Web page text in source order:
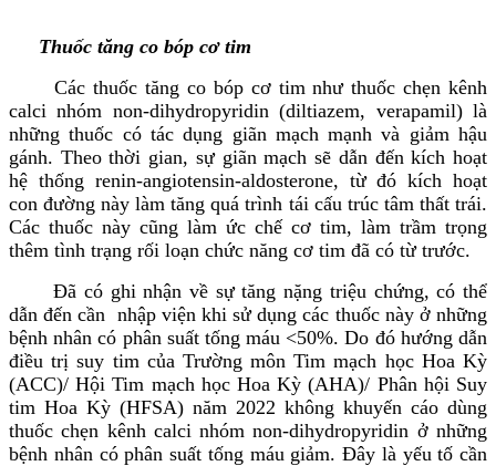
Thuốc tăng co bóp cơ tim
Các thuốc tăng co bóp cơ tim như thuốc chẹn kênh
calci nhóm non-dihydropyridin (diltiazem, verapamil) là
những thuốc có tác dụng giãn mạch mạnh và giảm hậu
gánh. Theo thời gian, sự giãn mạch sẽ dẫn đến kích hoạt
hệ thống renin-angiotensin-aldosterone, từ đó kích hoạt
con đường này làm tăng quá trình tái cấu trúc tâm thất trái.
Các thuốc này cũng làm ức chế cơ tim, làm trầm trọng
thêm tình trạng rối loạn chức năng cơ tim đã có từ trước.
Đã có ghi nhận về sự tăng nặng triệu chứng, có thể
dẫn đến cần nhập viện khi sử dụng các thuốc này ở những
bệnh nhân có phân suất tống máu <50%. Do đó hướng dẫn
điều trị suy tim của Trường môn Tim mạch học Hoa Kỳ
(ACC)/ Hội Tim mạch học Hoa Kỳ (AHA)/ Phân hội Suy
tim Hoa Kỳ (HFSA) năm 2022 không khuyến cáo dùng
thuốc chẹn kênh calci nhóm non-dihydropyridin ở những
bệnh nhân có phân suất tống máu giảm. Đây là yếu tố cần